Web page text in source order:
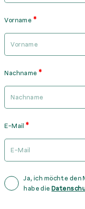
Vorname
Nachname
E-Mail
Ja, ich möchte
habe die